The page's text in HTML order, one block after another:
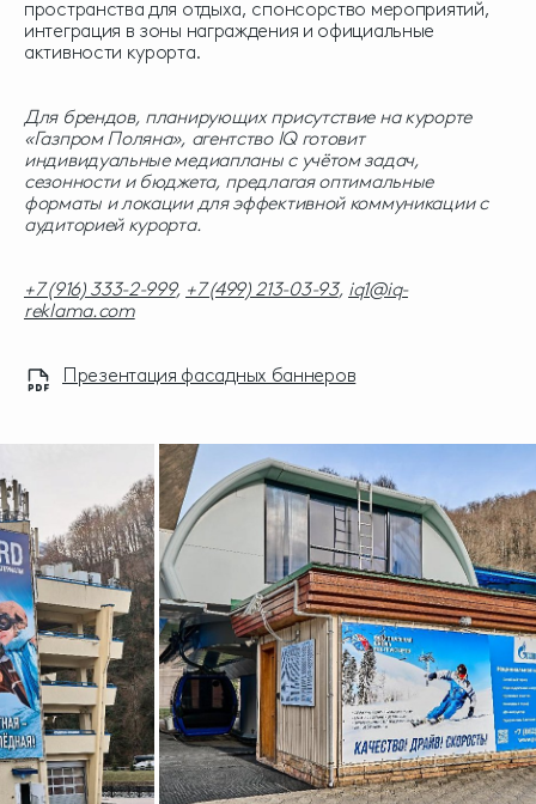
пространства для отдыха, спонсорство мероприятий,
интеграция в зоны награждения и официальные
активности курорта.
Для брендов, планирующих присутствие на курорте
«Газпром Поляна», агентство IQ готовит
индивидуальные медиапланы с учётом задач,
сезонности и бюджета, предлагая оптимальные
форматы и локации для эффективной коммуникации с
аудиторией курорта.
+7 (916) 333-2-999, +7 (499) 213-03-93, iq1@iq-
reklama.com
Презентация фасадных баннеров